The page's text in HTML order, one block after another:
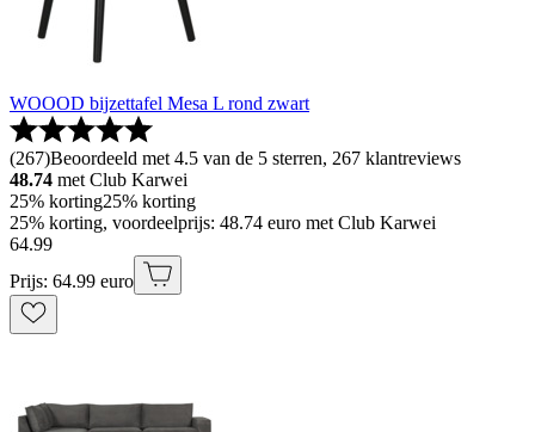
WOOOD bijzettafel Mesa L rond zwart
(267)Beoordeeld met 4.5 van de 5 sterren, 267 klantreviews
48.74 met Club Karwei
25% korting25% korting
25% korting, voordeelprijs: 48.74 euro met Club Karwei
64.99
Prijs: 64.99 euro